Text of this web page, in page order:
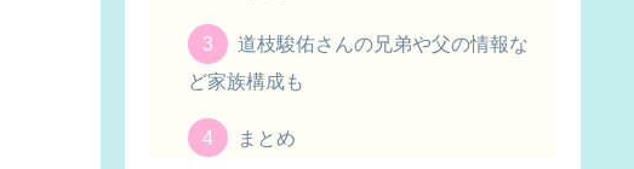
道枝駿佑さんの兄弟や父の情報な
ど家族構成も
まとめ